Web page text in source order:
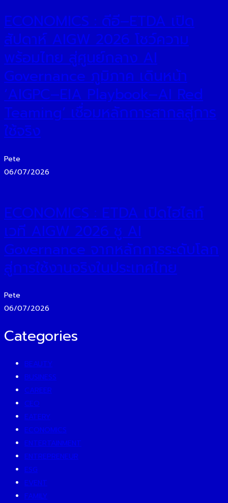
ECONOMICS : ดีอี–ETDA เปิด
สัปดาห์ AIGW 2026 โชว์ความ
พร้อมไทย สู่ศูนย์กลาง AI
Governance ภูมิภาค เดินหน้า
‘AIGPC–EIA Playbook–AI Red
Teaming’ เชื่อมหลักการสากลสู่การ
ใช้จริง
Pete
06/07/2026
ECONOMICS : ETDA เปิดไฮไลท์
เวที AIGW 2026 ชู AI
Governance จากหลักการระดับโลก
สู่การใช้งานจริงในประเทศไทย
Pete
06/07/2026
Categories
BEAUTY
BUSINESS
CAREER
CEO
EATERY
ECONOMICS
ENTERTAINMENT
ENTREPRENEUR
ESG
EVENT
FAMILY